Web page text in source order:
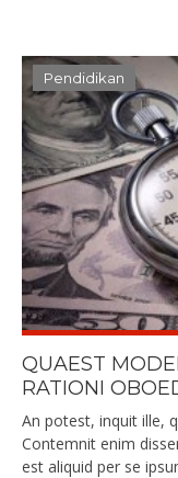
Pendidikan
QUAEST
RATIONI
An potest, inquit ille,
Contemnit enim
est aliquid per se